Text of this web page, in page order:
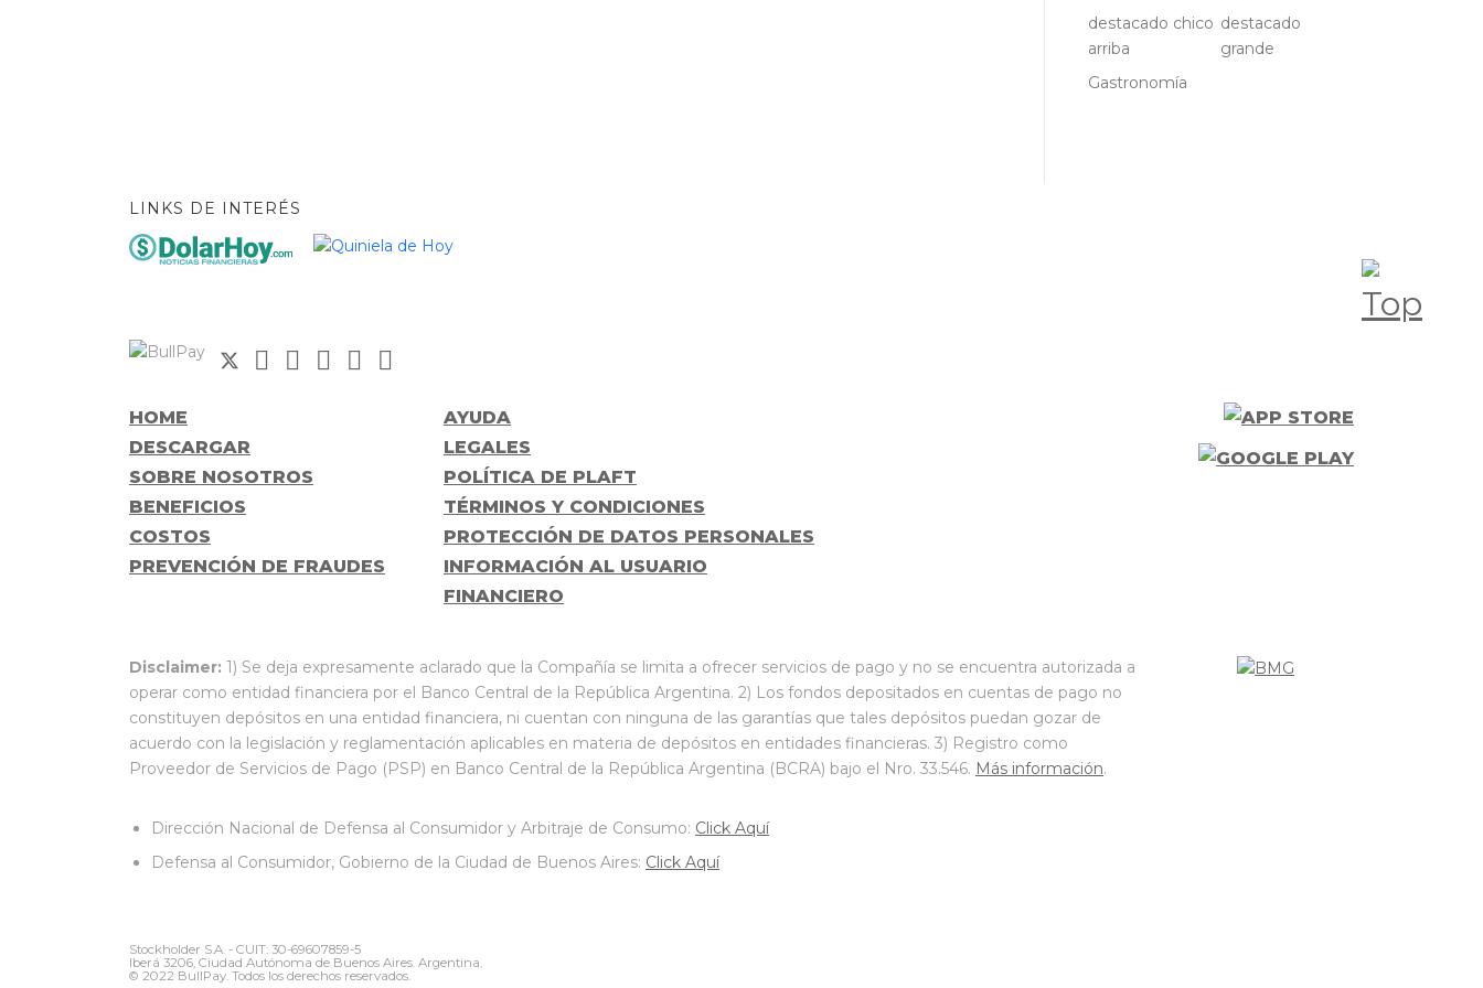
destacado chico
arriba
destacado
grande
Gastronomía
LINKS DE INTERÉS
HOME
DESCARGAR
SOBRE NOSOTROS
BENEFICIOS
COSTOS
PREVENCIÓN DE FRAUDES
AYUDA
LEGALES
POLÍTICA DE PLAFT
TÉRMINOS Y CONDICIONES
PROTECCIÓN DE DATOS PERSONALES
INFORMACIÓN AL USUARIO
FINANCIERO
Disclaimer: 1) Se deja expresamente aclarado que la Compañía se limita a ofrecer servicios de pago y no se encuentra autorizada a
operar como entidad financiera por el Banco Central de la República Argentina. 2) Los fondos depositados en cuentas de pago no
constituyen depósitos en una entidad financiera, ni cuentan con ninguna de las garantías que tales depósitos puedan gozar de
acuerdo con la legislación y reglamentación aplicables en materia de depósitos en entidades financieras. 3) Registro como
Proveedor de Servicios de Pago (PSP) en Banco Central de la República Argentina (BCRA) bajo el Nro. 33.546. Más información.
Dirección Nacional de Defensa al Consumidor y Arbitraje de Consumo: Click Aquí
Defensa al Consumidor, Gobierno de la Ciudad de Buenos Aires: Click Aquí
Stockholder S.A. - CUIT: 30-69607859-5
Iberá 3206, Ciudad Autónoma de Buenos Aires. Argentina.
© 2022 BullPay. Todos los derechos reservados.